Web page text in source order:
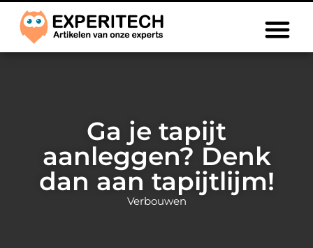
Ga je tapijt
aanleggen? Denk
dan aan tapijtlijm!
Verbouwen